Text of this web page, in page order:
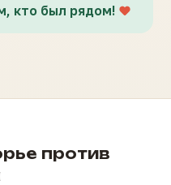
кто был рядом!
против